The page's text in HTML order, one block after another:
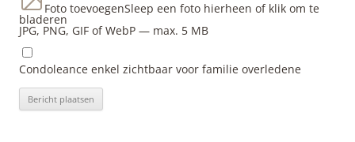
Foto toevoegenSleep een foto hierheen of klik om te
bladeren
JPG, PNG, GIF of WebP — max. 5 MB
Condoleance enkel zichtbaar voor familie overledene